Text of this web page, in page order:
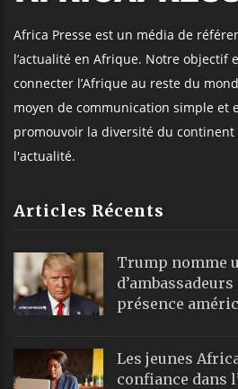
Africa Presse est un média de
l’actualité en Afrique. Notre objectif
connecter l’Afrique au reste du
moyen de communication simple et
promouvoir la diversité du
l'actualité.
Articles Récents
Trump nomme
présence
Les jeunes
confiance dans